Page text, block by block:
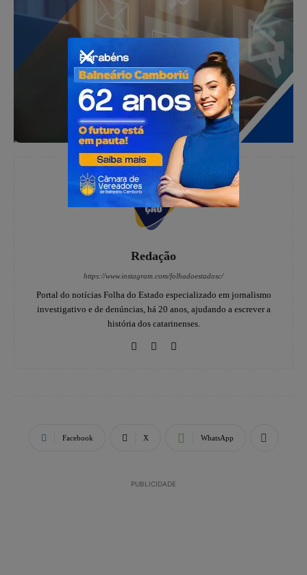
Redação
https://www.instagram.com/folhadoestadosc/
Portal do notícias Folha do Estado especializado em jornalismo
investigativo e de denúncias, há 20 anos, ajudando a escrever a
história dos catarinenses.
Facebook X WhatsApp
PUBLICIDADE